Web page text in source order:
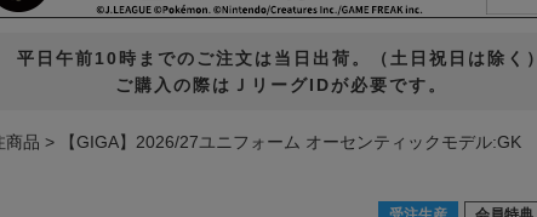
平日午前10時までのご注文は当日出荷。（土日祝日は除く）
ご購入の際はＪリーグIDが必要です。
商品 【GIGA】2026/27ユニフォーム オーセンティックモデル:GK